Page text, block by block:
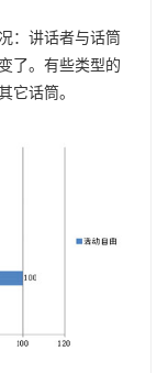
：讲话者与话筒
了。有些类型的
它话筒。